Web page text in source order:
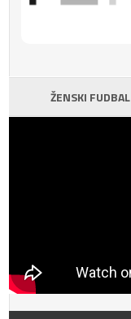
ŽENSKI FUDBAL